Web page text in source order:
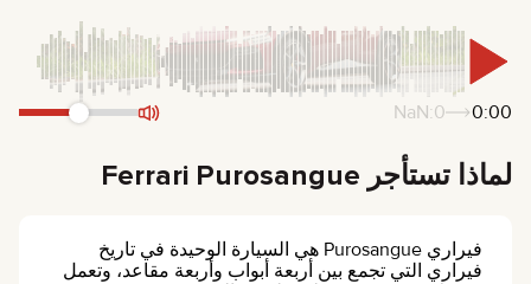
0:00
0:NaN
لماذا تستأجر Ferrari Purosangue
فيراري Purosangue هي السيارة الوحيدة في تاريخ
فيراري التي تجمع بين أربعة أبواب وأربعة مقاعد، وتعمل